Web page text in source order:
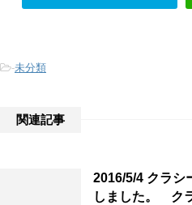
-未分類
関連記事
2016/5/4 クラシ
しました。 ク